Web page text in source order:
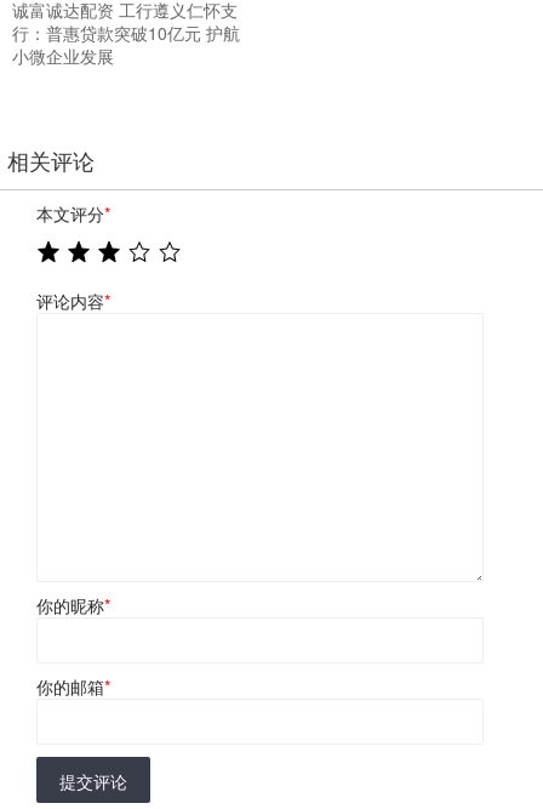
诚富诚达配资 工行遵义仁怀支
行：普惠贷款突破10亿元 护航
小微企业发展
相关评论
本文评分*
评论内容*
你的昵称*
你的邮箱*
提交评论